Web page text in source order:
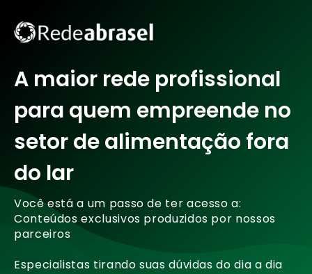
A maior rede profissional
para quem empreende no
setor de alimentação fora
do lar
Você está a um passo de ter acesso a:
Conteúdos exclusivos produzidos por nossos
parceiros
Especialistas tirando suas dúvidas do dia a dia